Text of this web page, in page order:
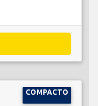
COMPACTO